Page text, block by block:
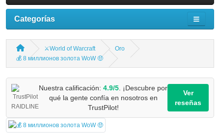
Categorías
⚔️World of Warcraft
Oro
💰 8 миллионов золота WoW 🤑
Nuestra calificación: 4.9/5 . ¡Descubre por
qué la gente confía en nosotros en
TrustPilot!
Ver
reseñas